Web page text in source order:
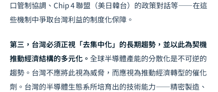
口管制協調、Chip 4 聯盟（美日韓台）的政策對話等——在這
些機制中爭取台灣利益的制度化保障。
第三，台灣必須正視「去集中化」的長期趨勢，並以此為契機
推動經濟結構的多元化。 全球半導體產能的分散化是不可逆的
趨勢。台灣不應將此視為威脅，而應視為推動經濟轉型的催化
劑。台灣的半導體生態系所培育出的技術能力——精密製造、